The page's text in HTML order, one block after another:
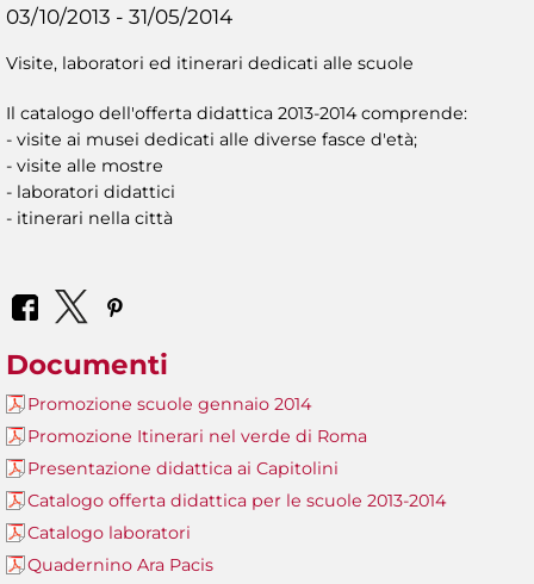
03/10/2013 - 31/05/2014
Visite, laboratori ed itinerari dedicati alle scuole
Il catalogo dell'offerta didattica 2013-2014 comprende:
- visite ai musei dedicati alle diverse fasce d'età;
- visite alle mostre
- laboratori didattici
- itinerari nella città
Documenti
Promozione scuole gennaio 2014
Promozione Itinerari nel verde di Roma
Presentazione didattica ai Capitolini
Catalogo offerta didattica per le scuole 2013-2014
Catalogo laboratori
Quadernino Ara Pacis